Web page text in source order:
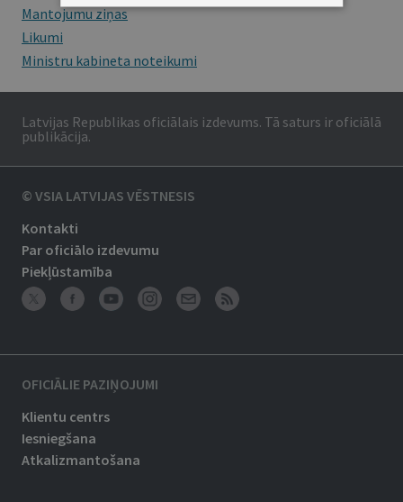
Mantojumu ziņas
Likumi
Ministru kabineta noteikumi
Latvijas Republikas oficiālais izdevums. Tā saturs ir oficiālā
publikācija.
© VSIA LATVIJAS VĒSTNESIS
Kontakti
Par oficiālo izdevumu
Piekļūstamība
OFICIĀLIE PAZIŅOJUMI
Klientu centrs
Iesniegšana
Atkalizmantošana